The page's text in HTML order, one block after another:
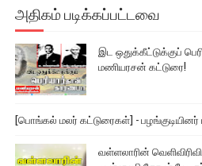
அதிகம் படிக்கப்பட்டவை
இட ஒதுக்கீட்டுக்குப்
மணியரசன் கட்டுரை!
[பொங்கல் மலர் கட்டுரைகள்] -
வள்ளலாரின்